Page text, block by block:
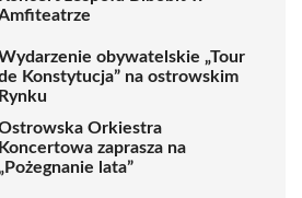
obywatelskie „Tour
Konstytucja” na ostrowskim
Rynku
Orkiestra
Koncertowa zaprasza na
lata”